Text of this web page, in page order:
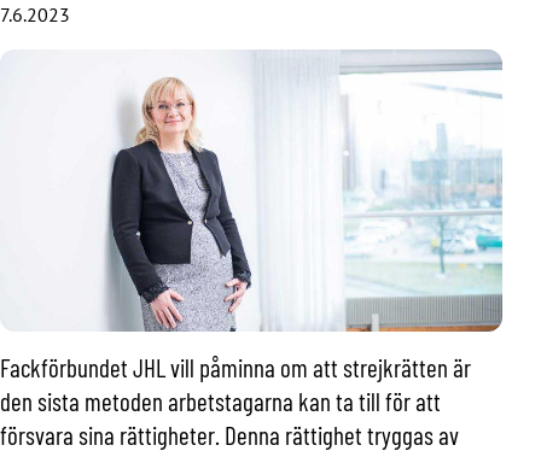
7.6.2023
Fackförbundet JHL vill påminna om att strejkrätten är
den sista metoden arbetstagarna kan ta till för att
försvara sina rättigheter. Denna rättighet tryggas av